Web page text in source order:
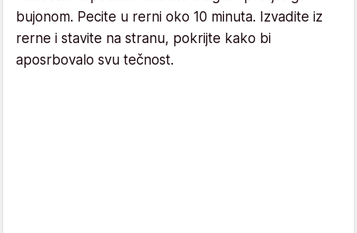
bujonom. Pecite u rerni oko 10 minuta. Izvadite iz
rerne i stavite na stranu, pokrijte kako bi
aposrbovalo svu tečnost.